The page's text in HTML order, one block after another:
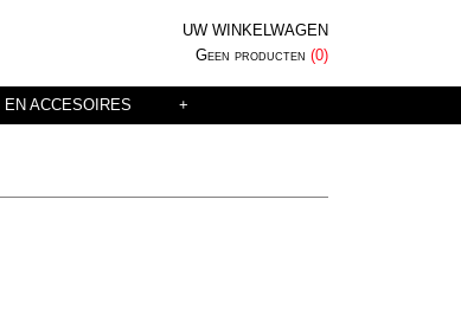
UW WINKELWAGEN
Geen producten (0)
ACCESOIRES +